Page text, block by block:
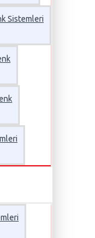
Sistemleri